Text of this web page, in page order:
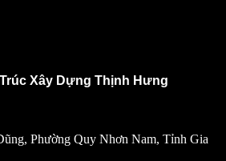
Xây Dựng Thịnh Hưng
Phường Quy Nhơn Nam, Tỉnh Gia